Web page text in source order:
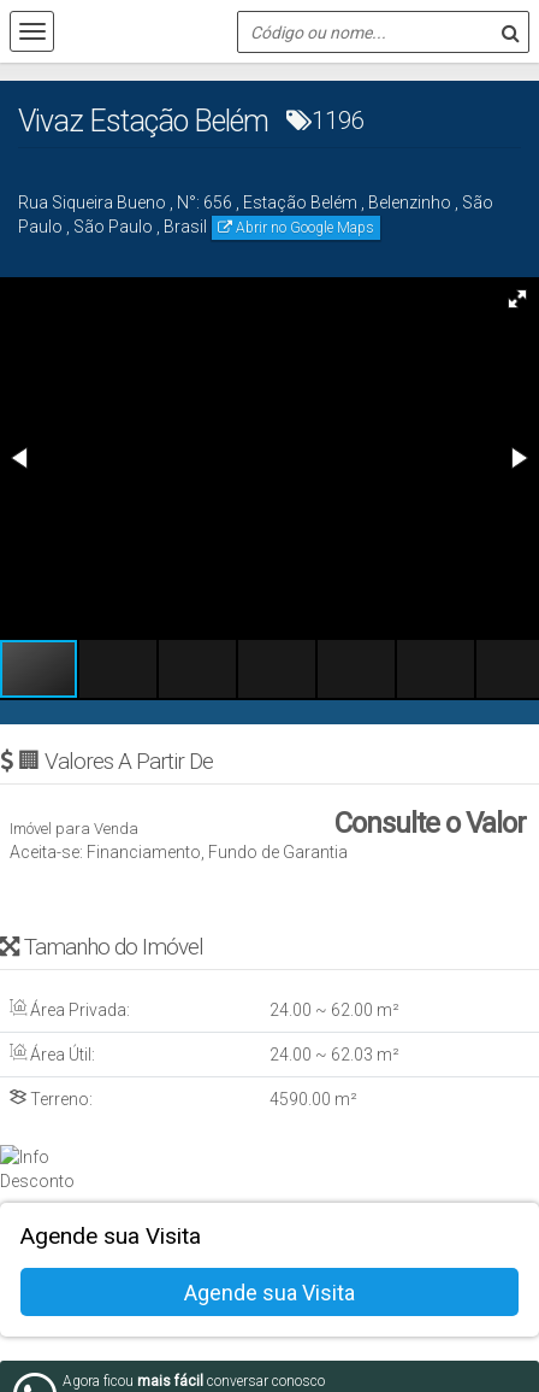
Vivaz Estação Belém 1196
Rua Siqueira Bueno N°: 656 Estação Belém Belenzinho
São
Paulo
São Paulo Brasil Abrir no Google Maps
🏢 Valores A Partir De
Consulte o Valor
Imóvel para Venda
Aceita-se: Financiamento, Fundo de Garantia
Tamanho do Imóvel
Área Privada: 24.00 ~ 62.00 m²
Área Útil: 24.00 ~ 62.03 m²
Terreno: 4590.00 m²
Agende sua Visita
Agora ficou mais fácil conversar conosco